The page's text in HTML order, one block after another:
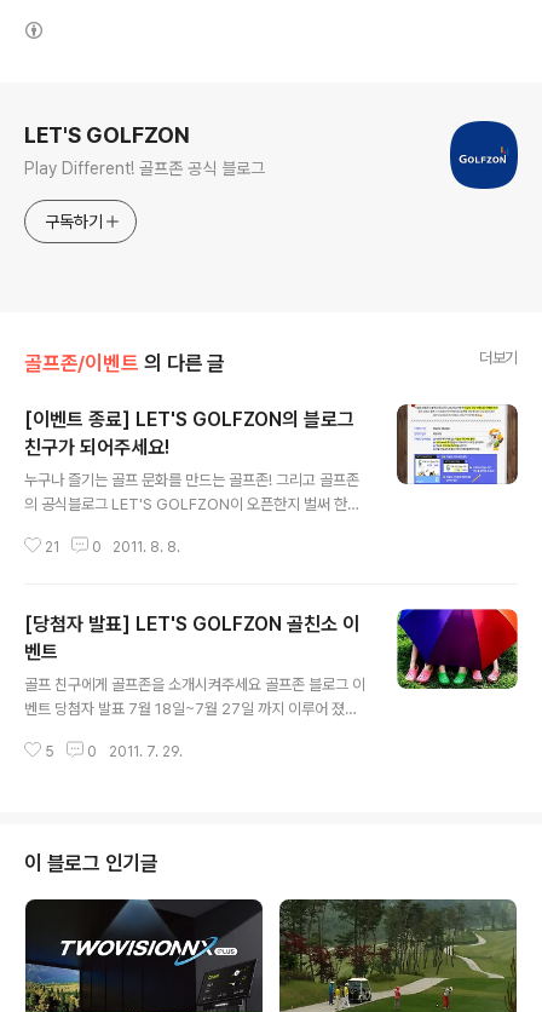
LET'S GOLFZON
Play Different! 골프존 공식 블로그
구독하기
골프존/이벤트 의 다른 글 더보기
[이벤트 종료] LET'S GOLFZON의 블로그
친구가 되어주세요!
누구나 즐기는 골프 문화를 만드는 골프존! 그리고 골프존
의 공식블로그 LET'S GOLFZON이 오픈한지 벌써 한달
보는 물론, 스크린 골프와 다양한 골프문화를 전달할 LE
시는 분들을 추첨을 통해 고급 퍼팅 매트부터 골프존 이용
권까지 다양한 경품을 드립니다! 지금 바로 다음 뷰 구독버
튼을 누르시고 댓글로 구독완료 메세지를 남겨주시면 응모
완료!!
21 0 2011. 8. 8.
[당첨자 발표] LET'S GOLFZON 골친소 이
벤트
골프 친구에게 골프존을 소개시켜주세요 골프존 블로그 이
벤트 당첨자 발표 7월 18일~7월 27일 까지 이루어 졌던
행운의 주인공을 발표합니다! 홀인원상 골프존 이용권 10
Hyunmin_Cho 버디상 스타벅스 아메리카노 기프티콘 B
omi Lee 이명숙 박은초 Songhwa Chae museran S
oul_Moon hosigicom 2myuny hsgpublic Social_
Venture Hyoin Lee Hyejin Kim 이상근 Shanno..
5 0 2011. 7. 29.
이 블로그 인기글